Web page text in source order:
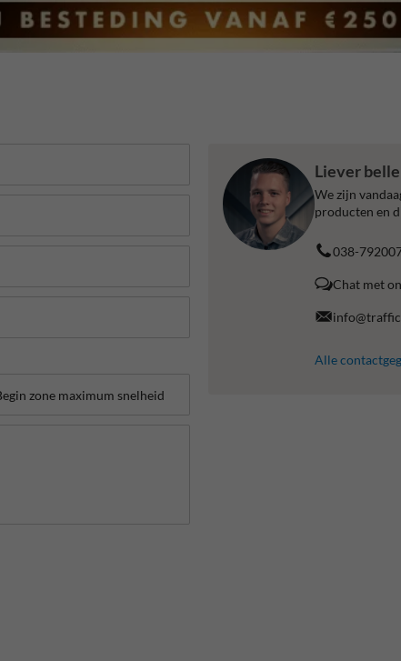
Liever
We zijn
producten en
038-
Chat met
Alle